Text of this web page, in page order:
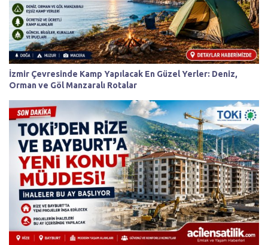
İzmir Çevresinde Kamp Yapılacak En Güzel Yerler: Deniz,
Orman ve Göl Manzaralı Rotalar